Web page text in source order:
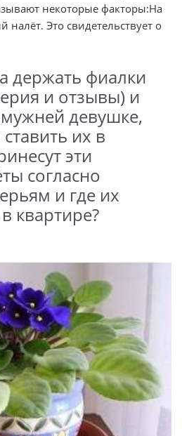
некоторые факторы:На
налёт. Это свидетельствует о
держать фиалки
и отзывы) и
девушке,
их в
эти
согласно
и где их
квартире?